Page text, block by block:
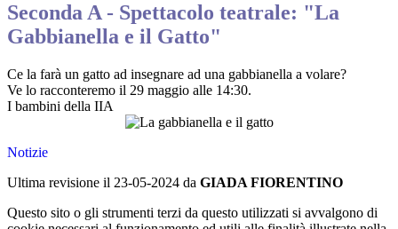
Seconda A - Spettacolo teatrale: "La
Gabbianella e il Gatto"
Ce la farà un gatto ad insegnare ad una gabbianella a volare?
Ve lo racconteremo il 29 maggio alle 14:30.
I bambini della IIA
Notizie
Ultima revisione il 23-05-2024 da GIADA FIORENTINO
Questo sito o gli strumenti terzi da questo utilizzati si avvalgono di